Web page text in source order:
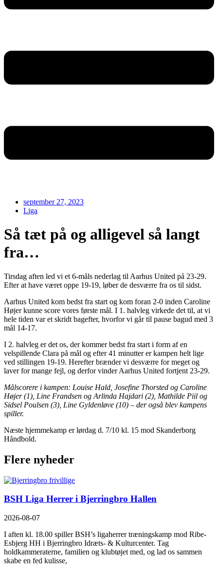
september 27, 2023
Liga
Så tæt på og alligevel så langt
fra…
Tirsdag aften led vi et 6-måls nederlag til Aarhus United på 23-29.
Efter at have været oppe 19-19, løber de desværre fra os til sidst.
Aarhus United kom bedst fra start og kom foran 2-0 inden Caroline
Højer kunne score vores første mål. I 1. halvleg virkede det til, at vi
hele tiden var et skridt bagefter, hvorfor vi går til pause bagud med 3
mål 14-17.
I 2. halvleg er det os, der kommer bedst fra start i form af en
velspillende Clara på mål og efter 41 minutter er kampen helt lige
ved stillingen 19-19. Herefter brænder vi desværre for meget og
laver for mange fejl, og derfor vinder Aarhus United fortjent 23-29.
Målscorere i kampen: Louise Hald, Josefine Thorsted og Caroline
Højer (1), Line Frandsen og Arlinda Hajdari (2), Mathilde Piil og
Sidsel Poulsen (3), Line Gyldenløve (10) – der også blev kampens
spiller.
Næste hjemmekamp er lørdag d. 7/10 kl. 15 mod Skanderborg
Håndbold.
Flere nyheder
BSH Liga Herrer i Bjerringbro Hallen
2026-08-07
I aften kl. 18.00 spiller BSH’s ligaherrer træningskamp mod Ribe-
Esbjerg HH i Bjerringbro Idræts- & Kulturcenter. Tag
holdkammeraterne, familien og klubtøjet med, og lad os sammen
skabe en fed kulisse,